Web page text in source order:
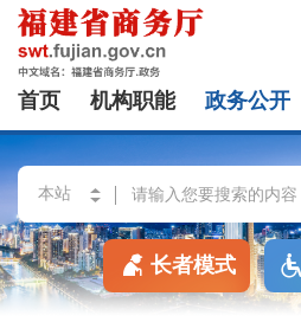
首页 机构职能 政务公开
长者模式